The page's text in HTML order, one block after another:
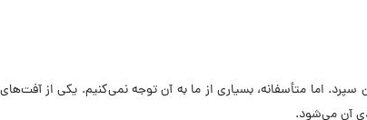
سپرد. اما متأسفانه، بسیاری از ما به آن توجه نمی‌کنیم. یکی از آفت‌های
آن می‌شود.